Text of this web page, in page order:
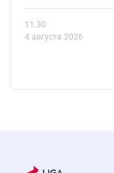
11.30
4 августа 2026